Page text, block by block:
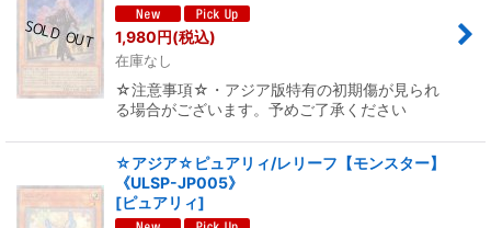
1,980円(税込)
在庫なし
☆注意事項☆・アジア版特有の初期傷が見られ
る場合がございます。予めご了承ください
☆アジア☆ピュアリィ/レリーフ【モンスター】
《ULSP-JP005》
[ピュアリィ]